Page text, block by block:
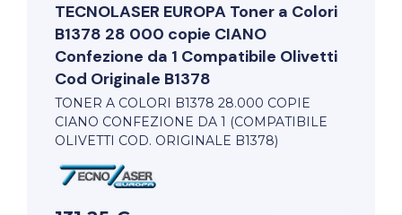
TECNOLASER EUROPA Toner a Colori
B1378 28 000 copie CIANO
Confezione da 1 Compatibile Olivetti
Cod Originale B1378
TONER A COLORI B1378 28.000 COPIE
CIANO CONFEZIONE DA 1 (COMPATIBILE
OLIVETTI COD. ORIGINALE B1378)